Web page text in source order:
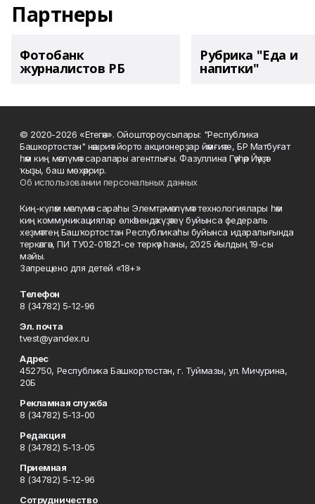
Партнеры
Фотобанк
журналистов РБ
Рубрика "Еда и
напитки"
© 2020-2026 «Етегән». Ойоштороусылары: "Республика
Башкортостан" нәшриәт йорто акционерҙар йәмғиәте, БР Матбуғат
һәм киң мәғлүмәт саралары агентлығы. Фазуллина Гәүһәр Йәүҙәт
ҡыҙы, баш мөхәррир.
Об использовании персональных данных
Киң-күләм мәғлүмәт сараһы Элемтә, мәғлүмәт технологиялары һәм
киң коммуникациялар өлкәһендә күҙәтеү буйынса федераль
хеҙмәттең Башҡортостан Республикаһы буйынса идаралығында
теркәлгән, ПИ ТУ02-01821-се теркәү һаны, 2025 йылдың 19-сы
майы.
Запрещено для детей «18+»
Телефон
8 (34782) 5-12-96
Эл. почта
tvest@yandex.ru
Адрес
452750, Республика Башкортостан, г. Туймазы, ул. Мичурина,
20Б
Рекламная служба
8 (34782) 5-13-00
Редакция
8 (34782) 5-13-05
Приемная
8 (34782) 5-12-96
Сотрудничество